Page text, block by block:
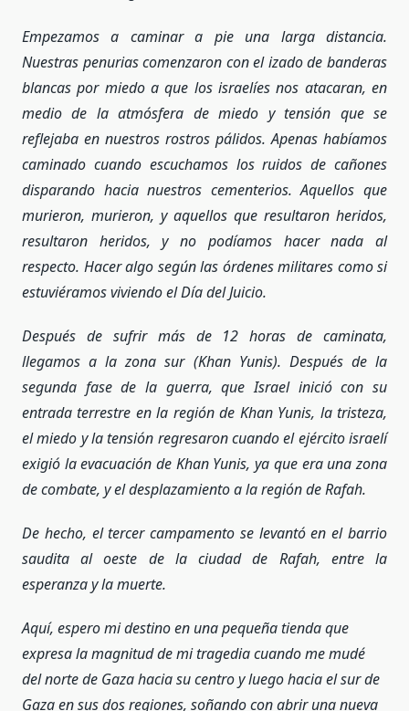
Empezamos a caminar a pie una larga distancia.
Nuestras penurias comenzaron con el izado de banderas
blancas por miedo a que los israelíes nos atacaran, en
medio de la atmósfera de miedo y tensión que se
reflejaba en nuestros rostros pálidos. Apenas habíamos
caminado cuando escuchamos los ruidos de cañones
disparando hacia nuestros cementerios. Aquellos que
murieron, murieron, y aquellos que resultaron heridos,
resultaron heridos, y no podíamos hacer nada al
respecto. Hacer algo según las órdenes militares como si
estuviéramos viviendo el Día del Juicio.
Después de sufrir más de 12 horas de caminata,
llegamos a la zona sur (Khan Yunis). Después de la
segunda fase de la guerra, que Israel inició con su
entrada terrestre en la región de Khan Yunis, la tristeza,
el miedo y la tensión regresaron cuando el ejército israelí
exigió la evacuación de Khan Yunis, ya que era una zona
de combate, y el desplazamiento a la región de Rafah.
De hecho, el tercer campamento se levantó en el barrio
saudita al oeste de la ciudad de Rafah, entre la
esperanza y la muerte.
Aquí, espero mi destino en una pequeña tienda que
expresa la magnitud de mi tragedia cuando me mudé
del norte de Gaza hacia su centro y luego hacia el sur de
Gaza en sus dos regiones, soñando con abrir una nueva